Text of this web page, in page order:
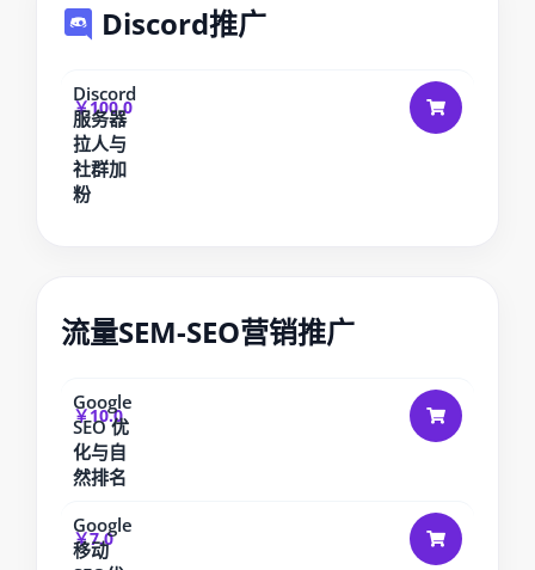
Discord推广
Discord
服务器
拉人与
社群加
粉
￥100.0
流量SEM-SEO营销推广
Google
SEO 优
化与自
然排名
￥10.0
Google
移动
￥7.0